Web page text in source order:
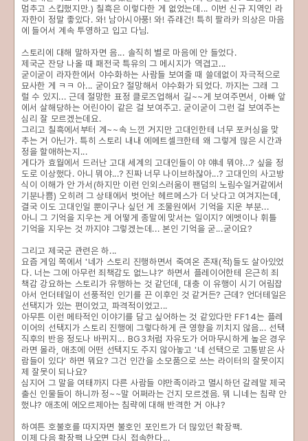
멈추고 스킵했지만.) 칠흑은 이렇다한 게 없었는데... 이번 신규 지역인 라
자한이 정말 좋았다. 와! 남아시아풍! 와! 쥬래건! 특히 팔라카 의상은 마음
에 들어서 계속 투영하고 입고 다님.
스토리에 대해 말하자면 음... 솔직히 별로 마음에 안 들었다.
제국군 잔당 나올 때 패전국 특유의 그 메시지가 역겹고...
굳이굳이 라자한에서 야수화하는 사람들 보여줄 때 쓸데없이 자극적으로
묘사한 게 ㅋㅋ 아... 굳이요? 절망해서 야수화가 되었다. 까지는 그래 그
럴 수 있지... 근데 절망한 표정 클로즈업해서 길~~게 보여주면서, 아빠 앞
에서 살해당하는 어린아이 같은 걸 보여주고. 굳이굳이 그런 걸 보여주는
심리 잘 모르겠는데요.
그리고 칠흑에서부터 계~~속 느낀 거지만 고대인한테 너무 포커싱을 맞
추는 거 아닌가. 특히 스토리 내내 에메트셀크한테 왜 그렇게 많은 시간과
정을 할애하는지...
게다가 효월에서 드러난 고대 세계의 고대인들이 야 얘네 뭐야...? 싶을 정
도로 이상했다. 아니 뭐야...? 진짜 너무 나이브하잖아...? 고대인의 사고방
식이 이해가 안 가서(하지만 이런 인외스러움이 팬덤의 노림수일거같에서
기분나쁨) 오히려 그 상태에서 벗어난 헤르메스가 더 낫다고 여겨지는데,
결국 이도 고대인일 뿐이구나 싶던 게 조물원에서 기억을 지운 부분...
아니 그 기억을 지우는 게 어떻게 종말에 맞서는 일이지? 에멧이나 휘틀
기억을 지우는 것 까지야 그렇겠는데... 본인 기억을 굳...굳이요?
그리고 제국군 관련은 하...
요즘 게임 쪽에서 '네가 스토리 진행하면서 죽여온 존재(적)들도 살아있었
다. 너는 그에 아무런 죄책감도 없느냐?' 하면서 플레이어한테 은근히 죄
책감 강요하는 스토리가 유행하는 것 같던데, 대충 이 유행이 시기 어림잡
아서 언더테일이 선풍적인 인기를 끈 이후인 것 같거든? 근데? 언더테일은
선택지가 있는 편이었고, 파격적이었고...
아무튼 이런 메타적인 이야기를 담고 싶어하는 것 같았다만 FF14는 플레
이어의 선택지가 스토리 진행에 그렇다하게 큰 영향을 끼치지 않음... 선택
직후의 반응 정도나 바뀌지... BG3처럼 자유도가 어마무시하게 높은 경우
라면 몰라, 애초에 어떤 선택지도 주지 않아놓고 '네 선택으로 고통받은 사
람들이 있다' 하면 뭐요? 그건 인간을 소모품으로 쓰는 라이터의 잘못이지
제 잘못이 되나요?
심지어 그 말을 여태까지 다른 사람들 야만족이라고 멸시하던 갈레말 제국
출신 인물들이 하니까 정~~말 어쩌라는 건지 모르겠음. 뭐 니네는 침략 안
했냐? 애초에 에오르제아는 침략에 대해 반격한 거 아냐?
하여튼 호불호를 따지자면 불호인 포인트가 더 많았던 확장팩.
이제 다음 확장팩 나오면 다시 접속한다...